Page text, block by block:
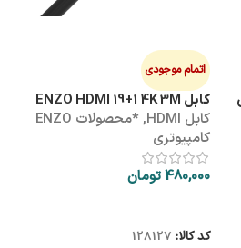
اتمام موجودی
کابل ENZO HDMI 19+1 4K 3M
کابل HDMI ,
*محصولات ENZO
کامپیوتری
480,000تومان
کد کالا: 128127